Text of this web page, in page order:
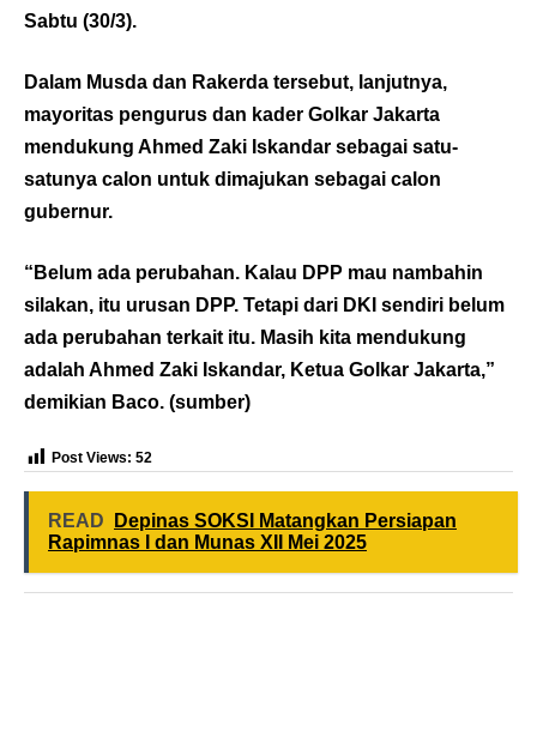
Sabtu (30/3).
Dalam Musda dan Rakerda tersebut, lanjutnya,
mayoritas pengurus dan kader Golkar Jakarta
mendukung Ahmed Zaki Iskandar sebagai satu-
satunya calon untuk dimajukan sebagai calon
gubernur.
“Belum ada perubahan. Kalau DPP mau nambahin
silakan, itu urusan DPP. Tetapi dari DKI sendiri belum
ada perubahan terkait itu. Masih kita mendukung
adalah Ahmed Zaki Iskandar, Ketua Golkar Jakarta,”
demikian Baco. (sumber)
Post Views: 52
READ
Depinas SOKSI Matangkan Persiapan
Rapimnas I dan Munas XII Mei 2025